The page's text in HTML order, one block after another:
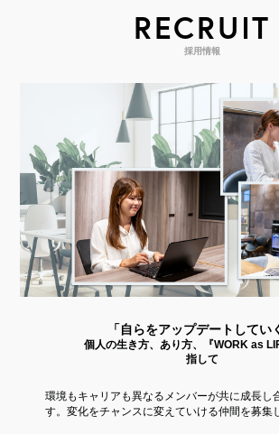
RECRUIT
採用情報
「自らをアップデートしてい
個人の生き方、あり方、『WORK as
指して
環境もキャリアも異なるメンバーが共に成長し
す。変化をチャンスに変えていける仲間を募集